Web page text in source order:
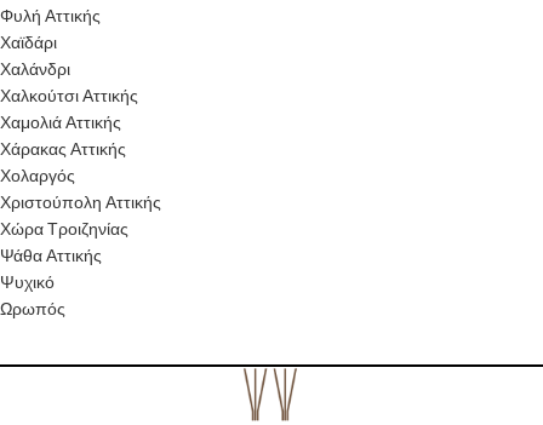
Φυλή Αττικής
Χαϊδάρι
Χαλάνδρι
Χαλκούτσι Αττικής
Χαμολιά Αττικής
Χάρακας Αττικής
Χολαργός
Χριστούπολη Αττικής
Χώρα Τροιζηνίας
Ψάθα Αττικής
Ψυχικό
Ωρωπός